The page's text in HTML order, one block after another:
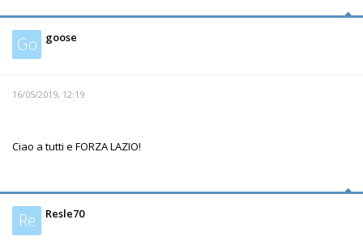
Go goose
16/05/2019, 12:19
Ciao a tutti e FORZA LAZIO!
Re Resle70